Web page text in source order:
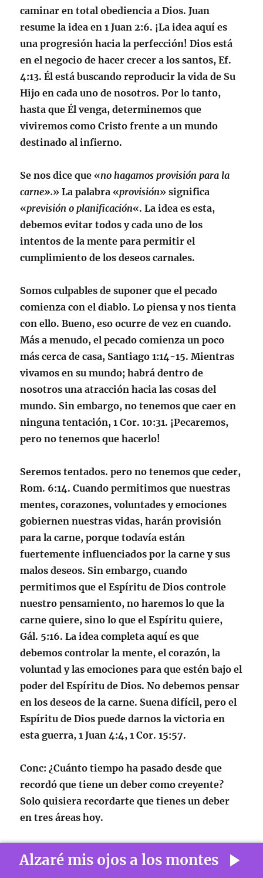
caminar en total obediencia a Dios. Juan
resume la idea en1 Juan 2:6. ¡La idea aquí es
una progresión hacia la perfección! Dios está
en el negocio de hacer crecer a los santos,Ef.
4:13. Él está buscando reproducir la vida de Su
Hijo en cada uno de nosotros. Por lo tanto,
hasta que Él venga, determinemos que
viviremos como Cristo frente a un mundo
destinado al infierno.
Se nos dice que «no hagamos provisión para la
carne».» La palabra «provisión» significa
«previsión o planificación«. La idea es esta,
debemos evitar todos y cada uno de los
intentos de la mente para permitir el
cumplimiento de los deseos carnales.
Somos culpables de suponer que el pecado
comienza con el diablo. Lo piensa y nos tienta
con ello. Bueno, eso ocurre de vez en cuando.
Más a menudo, el pecado comienza un poco
más cerca de casa, Santiago 1:14-15. Mientras
vivamos en su mundo; habrá dentro de
nosotros una atracción hacia las cosas del
mundo. Sin embargo, no tenemos que caer en
ninguna tentación,1 Cor. 10:31. ¡Pecaremos,
pero no tenemos que hacerlo!
Seremos tentados. pero no tenemos que ceder,
Rom. 6:14. Cuando permitimos que nuestras
mentes, corazones, voluntades y emociones
gobiernen nuestras vidas, harán provisión
para la carne, porque todavía están
fuertemente influenciados por la carne y sus
malos deseos. Sin embargo, cuando
permitimos que el Espíritu de Dios controle
nuestro pensamiento, no haremos lo que la
carne quiere, sino lo que el Espíritu quiere,
Gál. 5:16. La idea completa aquí es que
debemos controlar la mente, el corazón, la
voluntad y las emociones para que estén bajo el
poder del Espíritu de Dios. No debemos pensar
en los deseos de la carne. Suena difícil, pero el
Espíritu de Dios puede darnos la victoria en
esta guerra,1 Juan 4:4, 1 Cor. 15:57.
Conc: ¿Cuánto tiempo ha pasado desde que
recordó que tiene un deber como creyente?
Solo quisiera recordarte que tienes un deber
en tres áreas hoy.
Tienes un deber para con el Salvador
el deber de vivir correctamente y servirle
Alzaré mis ojos a los montes